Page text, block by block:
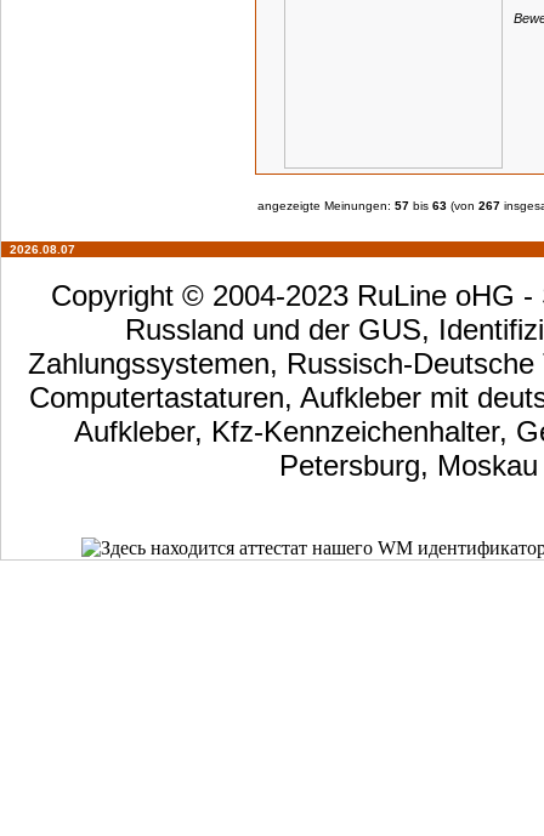
angezeigte Meinungen: 57 bis 63 (von 267
2026.08.07
Copyright © 2004-2023 RuLine oHG
Russland und der GUS,
Zahlungssystemen, Russisch-
Computertastaturen, Aufkleber mit
Aufkleber, Kfz-Kennzeichenhalter,
Petersburg,